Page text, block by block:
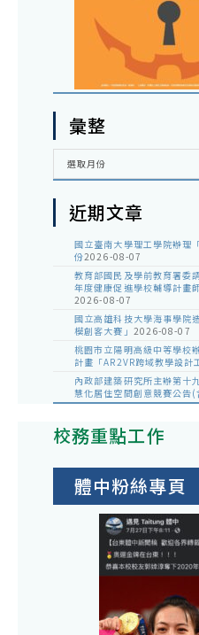
彙整
彙
選取月份
近期文章
國立臺南大學理工學院辦理
份2026-08-07
教育部國民及學前教育署委
年度健康促進學校輔導計畫
2026-08-07
國立高雄科技大學海事學院
模創客大賽」 2026-08-07
桃園市立陽明高級中等學校
計畫「AR2VR跨域教學設計
內政部建築研究所主辦第十
慧化居住空間創意競賽公告
校務重點工作
體中粉絲專頁